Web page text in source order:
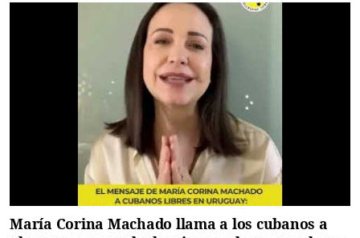
María Corina Machado llama a los cubanos a